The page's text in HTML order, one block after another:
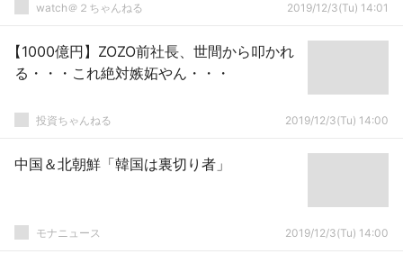
watch＠２ちゃんねる 2019/12/3(Tu) 14:01
【1000億円】ZOZO前社長、世間から叩かれ
る・・・これ絶対嫉妬やん・・・
投資ちゃんねる 2019/12/3(Tu) 14:00
中国＆北朝鮮「韓国は裏切り者」
モナニュース 2019/12/3(Tu) 14:00